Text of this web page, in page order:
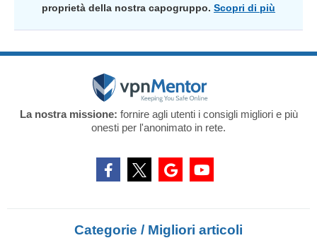
proprietà della nostra capogruppo. Scopri di più
La nostra missione: fornire agli utenti i consigli migliori e più
onesti per l'anonimato in rete.
Categorie / Migliori articoli